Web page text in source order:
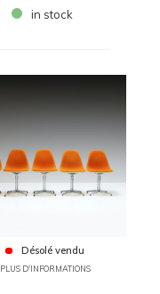
in stock
Désolé vendu
PLUS D'INFORMATIONS